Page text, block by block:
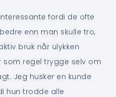
fordi de ofte
enn man skulle tro,
bruk når ulykken
som regel trygge selv om
Jeg husker en kunde
hun trodde alle